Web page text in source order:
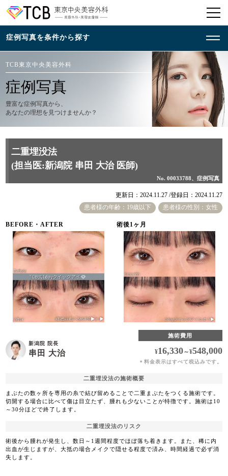
TCB東京中央美容外科
症例写真
豊富な症例写真から、
あなたの理想を見つけませんか？
二重埋没法
(担当医:新潟院 串田 大治 医師)
No. 00033788、症例写真
患者様の年齢：19歳以下 患者様の性別：女性
更新日：2024.11.27 /登録日：2024.11.27
BEFORE・AFTER 術後1ヶ月
新潟院 院長
串田 大治
施術費用
¥16,330～¥548,000
＊ 料金表示はすべて税込みです。
二重埋没法の施術概要
まぶたの数ヶ所を専用の糸で結び留めることで二重まぶたをつくる施術です。
切開する場合に比べて傷は目立たず、腫れも少ないことが特徴です。施術は10
～30分ほどで終了します。
二重埋没法のリスク
術後から腫れが発生し、数日～1週間程度でほぼ落ち着きます。また、稀に内
出血が生じますが、大抵の場合メイクで隠せる程度で済み、時間経過で必ず消
失します。